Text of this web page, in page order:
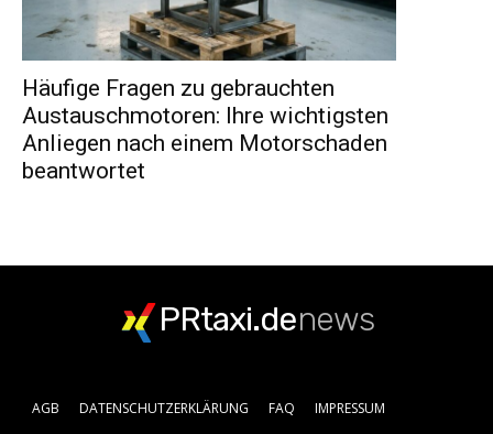
Häufige Fragen zu gebrauchten
Austauschmotoren: Ihre wichtigsten
Anliegen nach einem Motorschaden
beantwortet
PRtaxi.denews
AGB DATENSCHUTZERKLÄRUNG FAQ IMPRESSUM